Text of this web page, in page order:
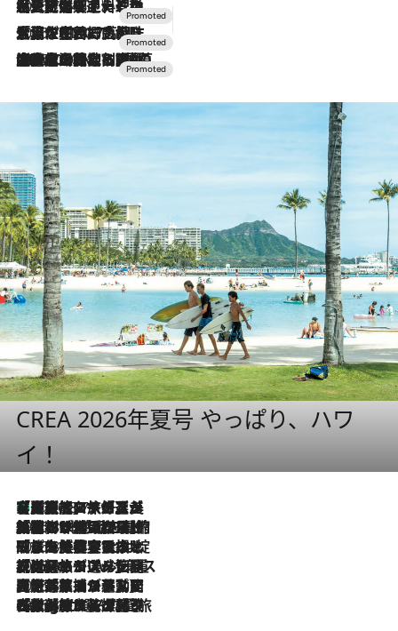
2026.7.24
【夏限定ディナーコース】旬を迎える稚鮎や花ズッキーニなどをイタリア・トスカーナの郷土料理の手法で満喫！
2026.7.17
「土佐和ハーブかき氷」がOMO7高知に登場！生姜、山椒、大葉など目にも舌にも涼を呼ぶ郷土の味
2026.7.10
NEW OPEN！【界 草津】名湯の地に誕生。趣の異なる2種の温泉と上州ならではの会席・蕎麦割烹など美食を味わう究極の癒やし旅
CREA 2026年夏号 やっぱり、ハワ
イ！
2026.8.7
【厳選旅コスメ】「多機能アイテムがメイン！」旅好き美容エディターが選んだ夏旅ベストコスメを発表【Mサイズジップ】
2026.8.6
「荷物が増えるほど旅ストレスは増す」美容ジャーナリストがたどり着いた最終結論。“化粧品を劇的に減らす”感動の凝縮美容とは
2026.8.6
「旅先には金髪ウィッグを持参」日本と同じメイクでは損してる!? 美容ジャーナリストが提案する“掟破りの旅美容”とは
2026.8.6
【厳選旅コスメ】「身軽さ＆UV対策重視！」ヘアアーティストshucoが選んだ夏旅ベストコスメを発表【Mサイズジップ】
2026.8.5
【厳選旅コスメ】国内をあちこち移動する河井菜摘が選んだ夏旅ベストコスメ発表！「リラックスアイテムはマスト」【Mサイズジップ】
2026.8.4
【厳選旅コスメ】「紫外線＆乾燥対策しながらメイク感も！」ヘア＆メイクGeorgeが選んだ夏旅ベストコスメを発表！【Mサイズジップ】